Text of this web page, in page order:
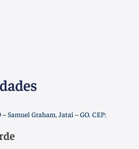
Samuel Graham, Jataí – GO. CEP: